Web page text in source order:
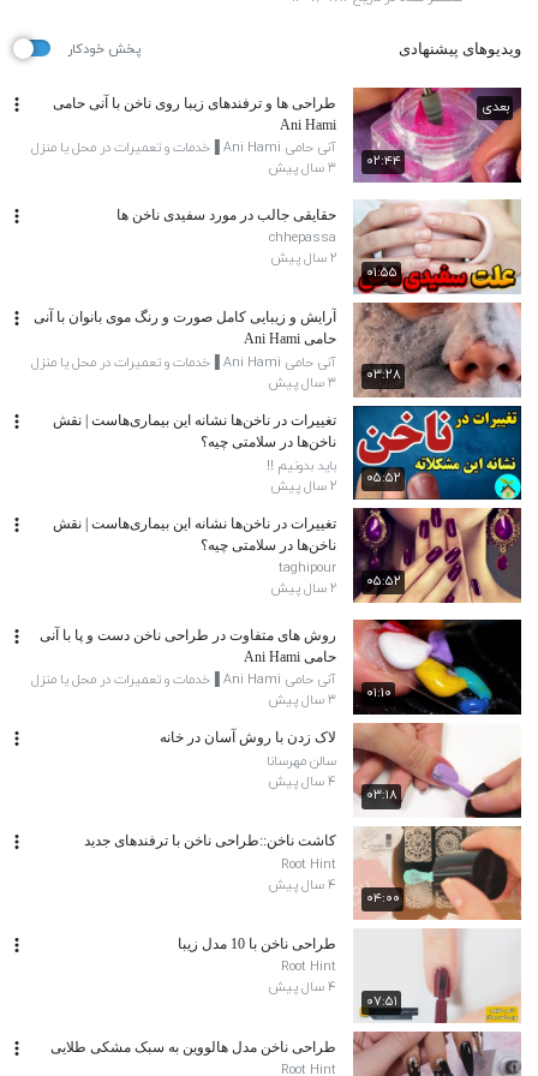
ویدیوهای پیشنهادی پخش خودکار
۰۲:۴۴
بعدی
طراحی ها و ترفندهای زیبا روی ناخن با آنی حامی
Ani Hami
آنی حامی Ani Hami ▐خدمات و تعمیرات در محل یا منزل
۳ سال پیش
۰۱:۵۵
حقایقی جالب در مورد سفیدی ناخن ها
chhepassa
۲ سال پیش
۰۳:۲۸
آرایش و زیبایی کامل صورت و رنگ موی بانوان با آنی
حامی Ani Hami
آنی حامی Ani Hami ▐خدمات و تعمیرات در محل یا منزل
۳ سال پیش
۰۵:۵۲
تغییرات در ناخن‌ها نشانه این بیماری‌ها‌ست | نقش
ناخن‌ها در سلامتی چیه؟
باید بدونیم !!
۲ سال پیش
۰۵:۵۲
تغییرات در ناخن‌ها نشانه این بیماری‌ها‌ست | نقش
ناخن‌ها در سلامتی چیه؟
taghipour
۲ سال پیش
۰۱:۱۰
روش های متفاوت در طراحی ناخن دست و پا با آنی
حامی Ani Hami
آنی حامی Ani Hami ▐خدمات و تعمیرات در محل یا منزل
۳ سال پیش
۰۳:۱۸
لاک زدن با روش آسان در خانه
سالن مهرسانا
۴ سال پیش
۰۴:۰۰
کاشت ناخن::طراحی ناخن با ترفندهای جدید
Root Hint
۴ سال پیش
۰۷:۵۱
طراحی ناخن با 10 مدل زیبا
Root Hint
۴ سال پیش
طراحی ناخن مدل هالووین به سبک مشکی طلایی
Root Hint